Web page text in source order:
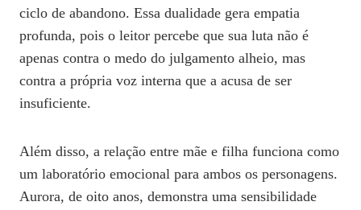
ciclo de abandono. Essa dualidade gera empatia
profunda, pois o leitor percebe que sua luta não é
apenas contra o medo do julgamento alheio, mas
contra a própria voz interna que a acusa de ser
insuficiente.
Além disso, a relação entre mãe e filha funciona como
um laboratório emocional para ambos os personagens.
Aurora, de oito anos, demonstra uma sensibilidade